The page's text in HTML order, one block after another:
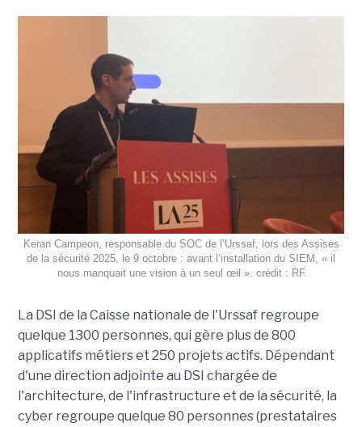
Keran Campeon, responsable du SOC de l’Urssaf, lors des Assises
de la sécurité 2025, le 9 octobre : avant l‘installation du SIEM, « il
nous manquait une vision à un seul œil ». crédit : RF
La DSI de la Caisse nationale de l'Urssaf regroupe
quelque 1300 personnes, qui gère plus de 800
applicatifs métiers et 250 projets actifs. Dépendant
d'une direction adjointe au DSI chargée de
l'architecture, de l'infrastructure et de la sécurité, la
cyber regroupe quelque 80 personnes (prestataires